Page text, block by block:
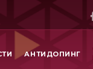
АНТИДОПИНГ